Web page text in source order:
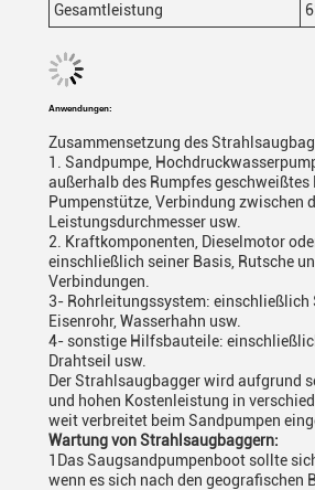
Gesamtleistung
Anwendungen:
Zusammensetzung des
1. Sandpumpe,
außerhalb des Rumpfes geschweißtes
Pumpenstütze, Verbindung zwischen
Leistungsdurchmesser usw.
2. Kraftkomponenten, Dieselmotor
einschließlich seiner Basis, Rutsche
Verbindungen.
3- Rohrleitungssystem: einschließlich
Eisenrohr, Wasserhahn usw.
4- sonstige Hilfsbauteile:
Drahtseil usw.
Der Strahlsaugbagger wird aufgrund
und hohen Kostenleistung in
weit verbreitet beim Sandpumpen
Wartung von Strahlsaugbaggern:
1Das Saugsandpumpenboot sollte
wenn es sich nach den geografischen